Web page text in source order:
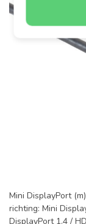
Mini DisplayPort
richting: Mini
DisplayPort 1.4 /